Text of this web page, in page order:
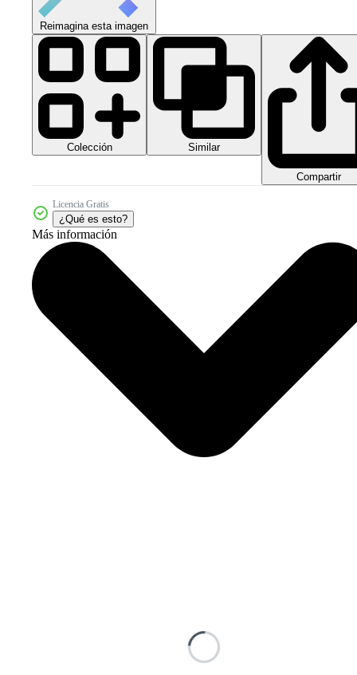
Reimagina esta imagen
Colección Similar
Compartir
Licencia Gratis
¿Qué es esto?
Más información